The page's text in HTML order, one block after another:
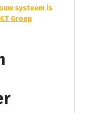
systeem is
Groep